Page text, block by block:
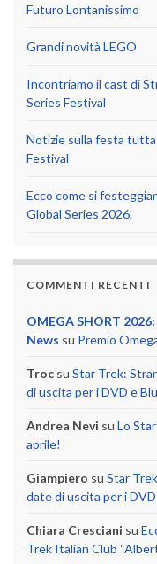
Futuro Lontanissimo
Grandi novità LEGO
Incontriamo il cast di
Series Festival
Notizie sulla festa tutta
Festival
Ecco come si
Global Series 2026.
COMMENTI RECENTI
OMEGA SHORT
News su Premio
Troc su Star Trek:
di uscita per i DVD e
Andrea Nevi su Lo
aprile!
Giampiero su Star
date di uscita per i DVD
Chiara Cresciani su
Trek Italian Club